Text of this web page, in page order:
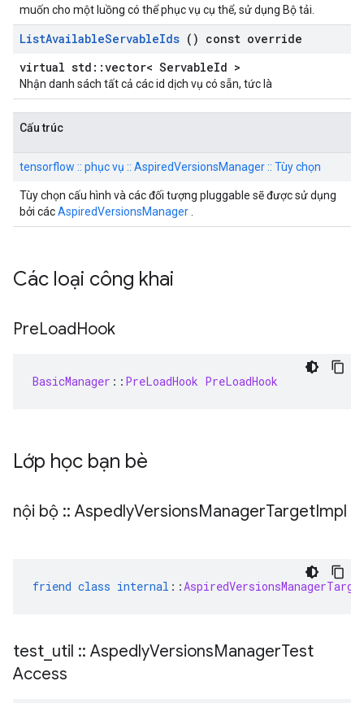
muốn cho một luồng có thể phục vụ cụ thể, sử dụng Bộ tải.
ListAvailableServableIds () const override
virtual std::vector< ServableId >
Nhận danh sách tất cả các id dịch vụ có sẵn, tức là
Cấu trúc
tensorflow :: phục vụ :: AspiredVersionsManager :: Tùy chọn
Tùy chọn cấu hình và các đối tượng pluggable sẽ được sử dụng
bởi cácAspiredVersionsManager
Các loại công khai
PreLoadHook
BasicManager :: PreLoadHook PreLoadHook
Lớp học bạn bè
nội bộ :: AspedlyVersionsManagerTargetImpl
friend class internal ::
test util :: AspedlyVersionsManagerTest
Access